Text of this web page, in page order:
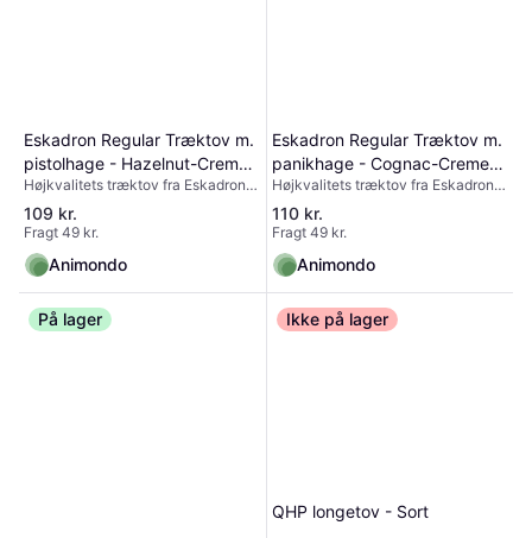
Eskadron Regular Træktov m.
pistolhage - Hazelnut-Creme-
Darkbrown
Højkvalitets træktov fra Eskadron-
Forniklet ppistolhage- Flettet og
rivesikkert polypropylengarn-
Længde: 2 m- Individuelt mærket
med navneskilt Materiale:100%
POLYPROPYLEN
109 kr.
Fragt 49 kr.
Animondo
Eskadron Regular Træktov m.
panikhage - Cognac-Creme-
Navy
Højkvalitets træktov fra Eskadron-
Forniklet panikhage- Flettet og
rivesikkert polypropylengarn-
Længde: 2 m- Individuelt mærket
med navneskilt Materiale:100%
POLYPROPYLEN
110 kr.
Fragt 49 kr.
Animondo
På lager Ikke på lager
QHP longetov - Sort